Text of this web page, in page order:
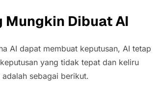
Mungkin Dibuat AI
AI dapat membuat keputusan, AI tetap
yang tidak tepat dan keliru
sebagai berikut.